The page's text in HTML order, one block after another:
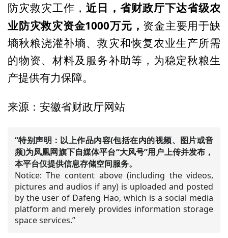
防灾救灾工作，近日，省财政厅下达省级农
业防灾救灾资金1000万元， 资金主要用于缺
墒秋粮浇灌补墒、救灾和恢复农业生产所需
的物资、材料及服务补助等，为稳定秋粮生
产提供有力保障。
来源：安徽省财政厅网站
“特别声明：以上作品内容(包括在内的视频、图片或音
频)为凤凰网旗下自媒体平台“大风号”用户上传并发布，
本平台仅提供信息存储空间服务。
Notice: The content above (including the videos,
pictures and audios if any) is uploaded and posted
by the user of Dafeng Hao, which is a social media
platform and merely provides information storage
space services.”